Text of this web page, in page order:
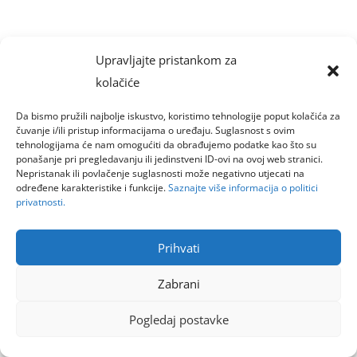
Upravljajte pristankom za
kolačiće
Da bismo pružili najbolje iskustvo, koristimo tehnologije poput kolačića za
čuvanje i/ili pristup informacijama o uređaju. Suglasnost s ovim
tehnologijama će nam omogućiti da obrađujemo podatke kao što su
ponašanje pri pregledavanju ili jedinstveni ID-ovi na ovoj web stranici.
Nepristanak ili povlačenje suglasnosti može negativno utjecati na
određene karakteristike i funkcije.Saznajte više informacija o politici
privatnosti.
Prihvati
Zabrani
Pogledaj postavke